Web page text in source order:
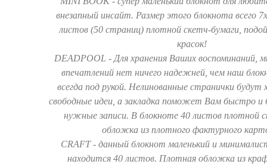
внезапный инсайт. Размер этого блокнота всего
листов (50 страниц) плотной скетч-бумаги,
красок!
DEADPOOL - Для хранения Ваших воспоминаний,
впечатлений нет ничего надежней, чем наш
всегда под рукой. Нелинованные странички будут
свободные идеи, а закладка поможет Вам быстро и
нужные записи. В блокноте 40 листов плотной
обложка из плотного фактурного
CRAFT - данный блокнот маленький и
находится 40 листов. Плотная обложка из